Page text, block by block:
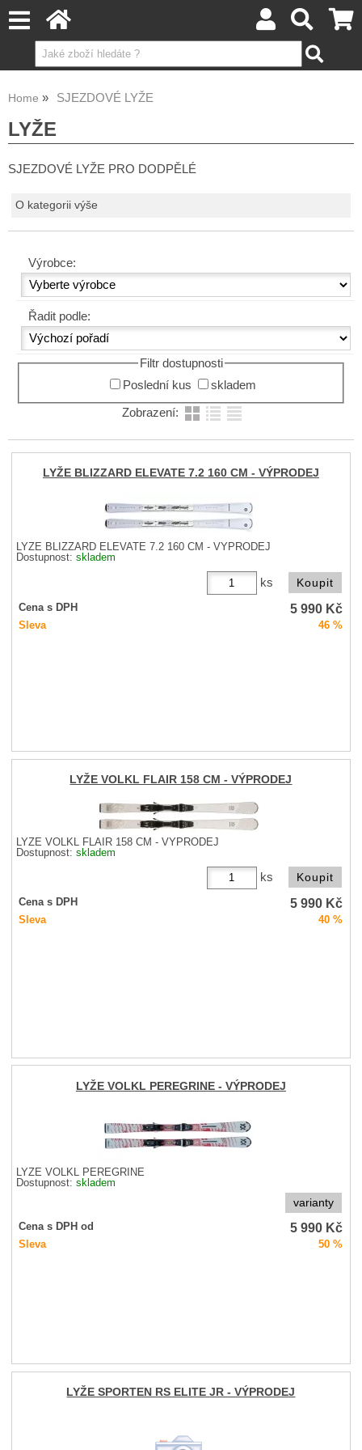
Home SJEZDOVÉ LYŽE
LYŽE
SJEZDOVÉ LYŽE PRO DODPĚLÉ
O kategorii výše
Výrobce:
Řadit podle:
Filtr dostupnosti
Poslední kus
skladem
Zobrazení:
LYŽE BLIZZARD ELEVATE 7.2 160 CM - VÝPRODEJ
LYŽE BLIZZARD ELEVATE 7.2 160 CM - VÝPRODEJ
Dostupnost:skladem
ks
Cena s DPH 5 990 Kč
Sleva 46 %
LYŽE VOLKL FLAIR 158 CM - VÝPRODEJ
LYŽE VOLKL FLAIR 158 CM - VÝPRODEJ
Dostupnost:skladem
ks
Cena s DPH 5 990 Kč
Sleva 40 %
LYŽE VOLKL PEREGRINE - VÝPRODEJ
LYŽE VOLKL PEREGRINE
Dostupnost:skladem
varianty
Cena s DPH od 5 990 Kč
Sleva 50 %
LYŽE SPORTEN RS ELITE JR - VÝPRODEJ